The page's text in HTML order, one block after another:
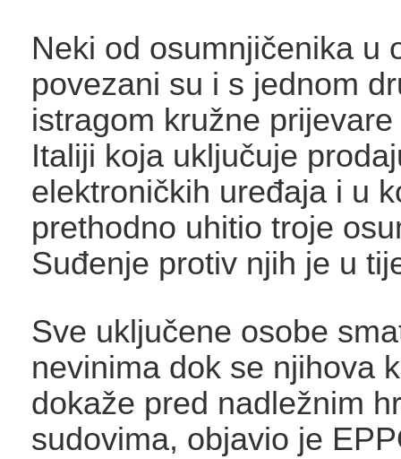
Neki od osumnjičenika u
povezani su i s jednom
istragom kružne
Italiji koja uključuje
elektroničkih uređaja i u
prethodno uhitio troje
Suđenje protiv njih je u
Sve uključene osobe
nevinima dok se njihova
dokaže pred nadležnim
sudovima, objavio je